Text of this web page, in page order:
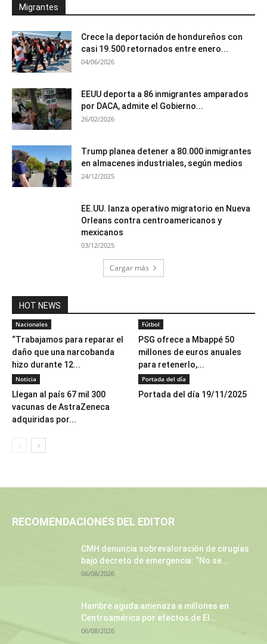
Migrantes
Crece la deportación de hondureños con
casi 19.500 retornados entre enero...
04/06/2026
EEUU deporta a 86 inmigrantes amparados
por DACA, admite el Gobierno...
26/02/2026
Trump planea detener a 80.000 inmigrantes
en almacenes industriales, según medios
24/12/2025
EE.UU. lanza operativo migratorio en Nueva
Orleans contra centroamericanos y
mexicanos
03/12/2025
Cargar más
HOT NEWS
Nacionales
“Trabajamos para reparar el
daño que una narcobanda
hizo durante 12...
Fútbol
PSG ofrece a Mbappé 50
millones de euros anuales
para retenerlo,...
Noticia
Llegan al país 67 mil 300
vacunas de AstraZeneca
adquiridas por...
Portada del día
Portada del día 19/11/2025
RECOMENDACIONES DEL EDITOR
CMH denuncia sobrevaloración de cirugías
bajo decreto de emergencia: “No se...
06/08/2026
Hambre aguda amenaza a millones en
Centroamérica por efectos de El...
06/08/2026